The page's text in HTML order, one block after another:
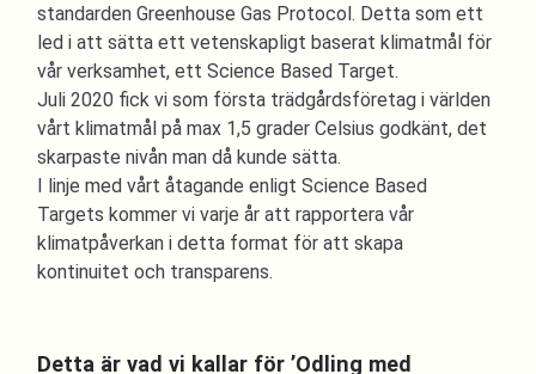
standarden Greenhouse Gas Protocol. Detta som ett
led i att sätta ett vetenskapligt baserat klimatmål för
vår verksamhet, ett Science Based Target.
Juli 2020 fick vi som första trädgårdsföretag i världen
vårt klimatmål på max 1,5 grader Celsius godkänt, det
skarpaste nivån man då kunde sätta.
I linje med vårt åtagande enligt Science Based
Targets kommer vi varje år att rapportera vår
klimatpåverkan i detta format för att skapa
kontinuitet och transparens.
Detta är vad vi kallar för ’Odling med